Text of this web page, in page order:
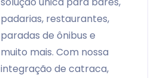
padarias, restaurantes,
paradas de ônibus e
muito mais. Com nossa
integração de catraca,